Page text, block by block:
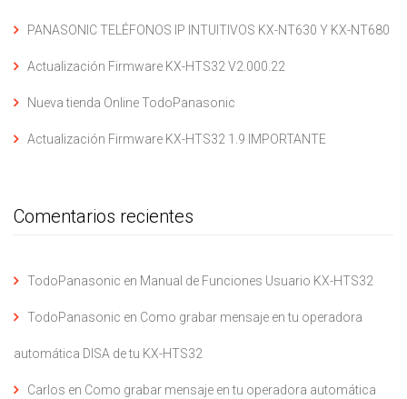
PANASONIC TELÉFONOS IP INTUITIVOS KX-NT630 Y KX-NT680
Actualización Firmware KX-HTS32 V2.000.22
Nueva tienda Online TodoPanasonic
Actualización Firmware KX-HTS32 1.9 IMPORTANTE
Comentarios recientes
TodoPanasonic en Manual de Funciones Usuario KX-HTS32
TodoPanasonic en Como grabar mensaje en tu operadora
automática DISA de tu KX-HTS32
Carlos en Como grabar mensaje en tu operadora automática